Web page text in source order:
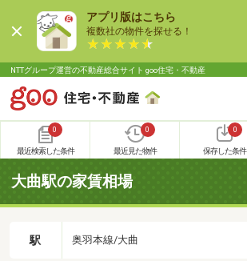
アプリ版はこちら
複数社の物件を探せる！
NTTグループ運営の不動産総合サイト goo住宅・不動産
0
最近検索した条件
0
最近見た物件
0
保存した条件
大曲駅の家賃相場
駅 奥羽本線/大曲